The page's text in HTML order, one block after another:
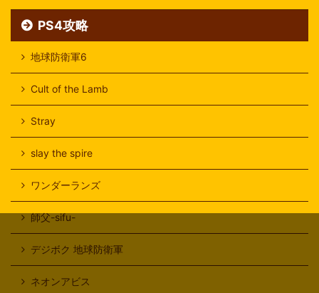
PS4攻略
地球防衛軍6
Cult of the Lamb
Stray
slay the spire
ワンダーランズ
師父-sifu-
デジボク 地球防衛軍
ネオンアビス